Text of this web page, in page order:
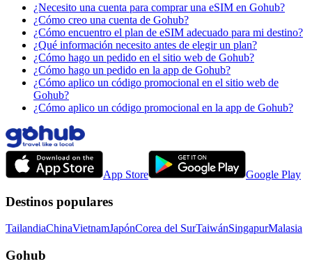
¿Necesito una cuenta para comprar una eSIM en Gohub?
¿Cómo creo una cuenta de Gohub?
¿Cómo encuentro el plan de eSIM adecuado para mi destino?
¿Qué información necesito antes de elegir un plan?
¿Cómo hago un pedido en el sitio web de Gohub?
¿Cómo hago un pedido en la app de Gohub?
¿Cómo aplico un código promocional en el sitio web de
Gohub?
¿Cómo aplico un código promocional en la app de Gohub?
App Store Google Play
Destinos populares
TailandiaChinaVietnamJapónCorea del SurTaiwánSingapurMalasia
Gohub